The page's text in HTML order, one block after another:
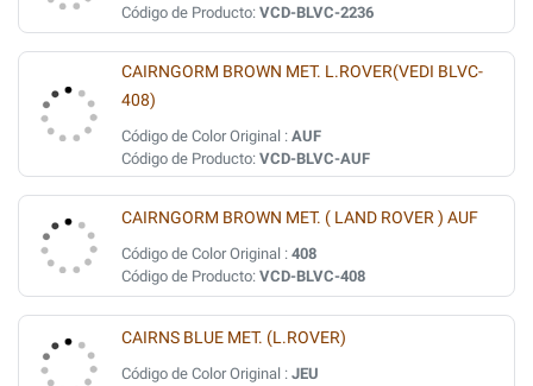
Código de Producto: VCD-BLVC-2236
CAIRNGORM BROWN MET. L.ROVER(VEDI BLVC-
408)
Código de Color Original : AUF
Código de Producto: VCD-BLVC-AUF
CAIRNGORM BROWN MET. ( LAND ROVER ) AUF
Código de Color Original : 408
Código de Producto: VCD-BLVC-408
CAIRNS BLUE MET. (L.ROVER)
Código de Color Original : JEU